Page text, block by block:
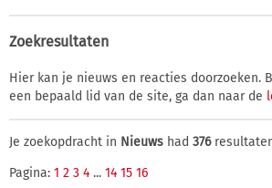
Zoekresultaten
Hier kan je nieuws en reacties doorzoeken.
een bepaald lid van de site, ga dan naar de
Je zoekopdracht in Nieuws had 376
Pagina: 1 2 3 4 ... 14 15 16